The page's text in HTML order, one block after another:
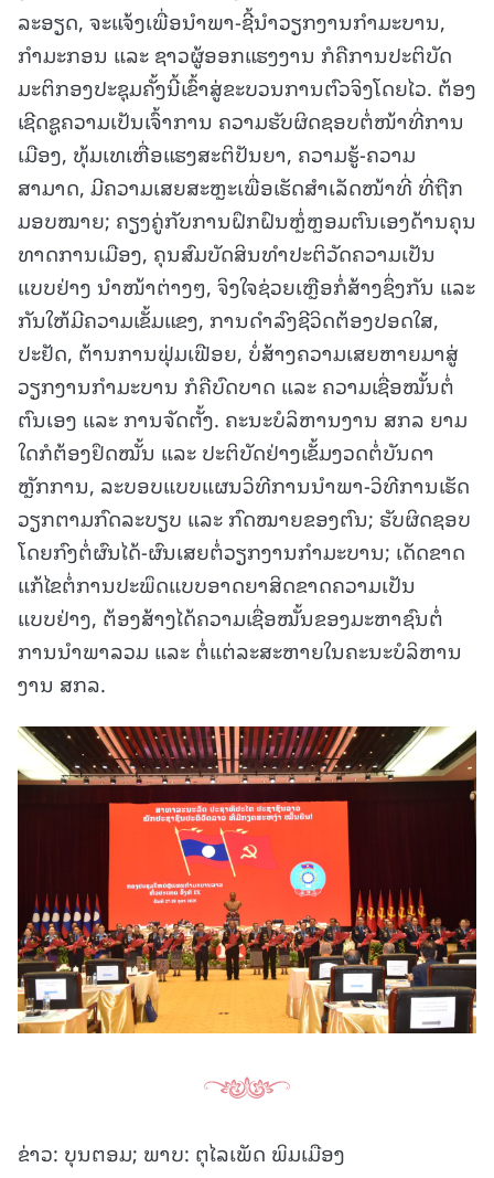
ລະອຽດ, ຈະແຈ້ງເພື່ອນໍາພາ-ຊີ້ນໍາວຽກງານກໍາມະບານ,
ກໍາມະກອນ ແລະ ຊາວຜູ້ອອກແຮງງານ ກໍຄືການປະຕິບັດ
ມະຕິກອງປະຊຸມຄັ້ງນີ້ເຂົ້າສູ່ຂະບວນການຕົວຈິງໂດຍໄວ. ຕ້ອງ
ເຊີດຊູຄວາມເປັນເຈົ້າການ ຄວາມຮັບຜິດຊອບຕໍ່ໜ້າທີ່ການ
ເມືອງ, ທຸ້ມເທເຫື່ອແຮງສະຕິປັນຍາ, ຄວາມຮູ້-ຄວາມ
ສາມາດ, ມີຄວາມເສຍສະຫຼະເພື່ອເຮັດສໍາເລັດໜ້າທີ່ ທີ່ຖືກ
ມອບໝາຍ; ຄຽງຄູ່ກັບການຝຶກຝົນຫຼໍ່ຫຼອມຕົນເອງດ້ານຄຸນ
ທາດການເມືອງ, ຄຸນສົມບັດສິນທໍາປະຕິວັດຄວາມເປັນ
ແບບຢ່າງ ນໍາໜ້າຕ່າງໆ, ຈິງໃຈຊ່ວຍເຫຼືອກໍ່ສ້າງຊຶ່ງກັນ ແລະ
ກັນໃຫ້ມີຄວາມເຂັ້ມແຂງ, ການດໍາລົງຊີວິດຕ້ອງປອດໃສ,
ປະຢັດ, ຕ້ານການຟຸ່ມເຟືອຍ, ບໍ່ສ້າງຄວາມເສຍຫາຍມາສູ່
ວຽກງານກໍາມະບານ ກໍຄືບົດບາດ ແລະ ຄວາມເຊື່ອໝັ້ນຕໍ່
ຕົນເອງ ແລະ ການຈັດຕັ້ງ. ຄະນະບໍລິຫານງານ ສກລ ຍາມ
ໃດກໍຕ້ອງຢຶດໝັ້ນ ແລະ ປະຕິບັດຢ່າງເຂັ້ມງວດຕໍ່ບັນດາ
ຫຼັກການ, ລະບອບແບບແຜນວິທີການນໍາພາ-ວິທີການເຮັດ
ວຽກຕາມກົດລະບຽບ ແລະ ກົດໝາຍຂອງຕົນ; ຮັບຜິດຊອບ
ໂດຍກົງຕໍ່ຜົນໄດ້-ຜົນເສຍຕໍ່ວຽກງານກໍາມະບານ; ເດັດຂາດ
ແກ້ໄຂຕໍ່ການປະພຶດແບບອາດຍາສິດຂາດຄວາມເປັນ
ແບບຢ່າງ, ຕ້ອງສ້າງໄດ້ຄວາມເຊື່ອໝັ້ນຂອງມະຫາຊົນຕໍ່
ການນໍາພາລວມ ແລະ ຕໍ່ແຕ່ລະສະຫາຍໃນຄະນະບໍລິຫານ
ງານ ສກລ.
ຂ່າວ: ບຸນຕອມ; ພາບ: ຕຸໄລເພັດ ພິມເມືອງ